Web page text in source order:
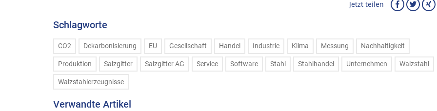
Jetzt teilen
Schlagworte
CO2 Dekarbonisierung EU Gesellschaft Handel Industrie Klima Messung Nachhaltigkeit
Produktion Salzgitter Salzgitter AG Service Software Stahl Stahlhandel Unternehmen Walzstahl
Walzstahlerzeugnisse
Verwandte Artikel